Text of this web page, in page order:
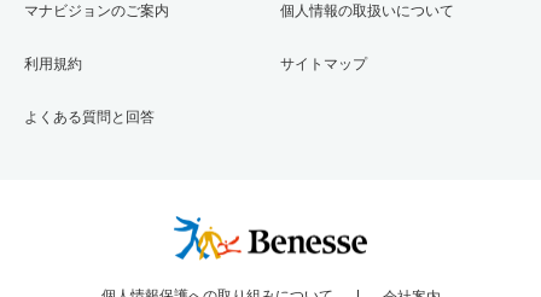
マナビジョンのご案内
利用規約
よくある質問と回答
個人情報の取扱いについて
サイトマップ